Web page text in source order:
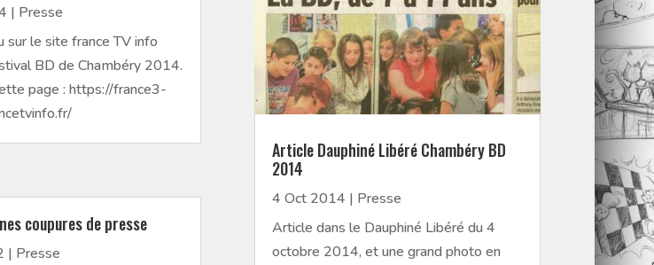
| Presse
sur le site france TV info
BD de Chambéry 2014.
page : https://france3-
coupures de presse
| Presse
Article Dauphiné Libéré Chambéry BD
2014
4 Oct 2014 | Presse
Article dans le Dauphiné Libéré du 4
octobre 2014, et une grand photo en